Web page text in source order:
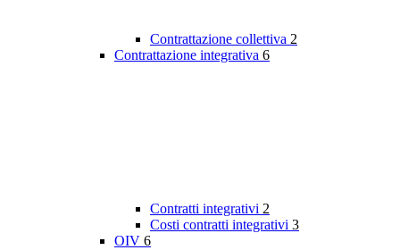
Contrattazione collettiva 2
Contrattazione integrativa 6
Contratti integrativi 2
Costi contratti integrativi 3
OIV 6